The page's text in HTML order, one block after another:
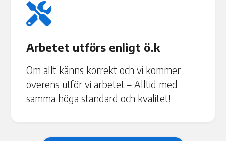

Arbetet utförs enligt ö.k
Om allt känns korrekt och vi kommer
överens utför vi arbetet – Alltid med
samma höga standard och kvalitet!